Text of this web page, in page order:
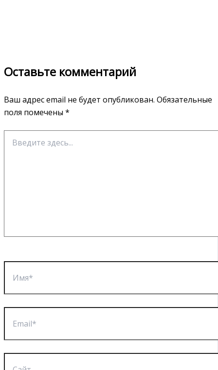
Оставьте комментарий
Ваш адрес email не будет опубликован. Обязательные
поля помечены *
здесь...